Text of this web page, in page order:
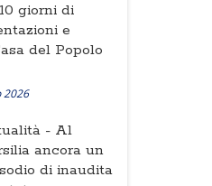
10 giorni di
e
del Popolo
2026
- Al
ancora un
di inaudita